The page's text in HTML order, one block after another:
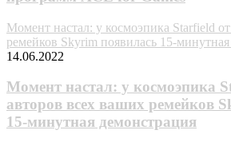
Момент настал: у космоэпика Starfield
ремейков Skyrim появилась 15-
14.06.2022
Момент настал: у космоэпика
авторов всех ваших ремейков
15-минутная демонстрация